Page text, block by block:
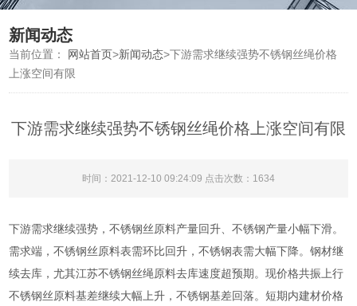
新闻动态
当前位置： 网站首页>新闻动态>下游需求继续强势不锈钢丝绳价格
上涨空间有限
下游需求继续强势不锈钢丝绳价格上涨空间有限
时间：2021-12-10 09:24:09 点击次数：1634
下游需求继续强势，不锈钢丝原料产量回升、不锈钢产量小幅下滑。
需求端，不锈钢丝原料表需环比回升，不锈钢表需大幅下降。钢材继
续去库，尤其江苏不锈钢丝绳原料去库速度超预期。现价格共振上行
不锈钢丝原料基差继续大幅上升，不锈钢基差回落。短期内建材价格